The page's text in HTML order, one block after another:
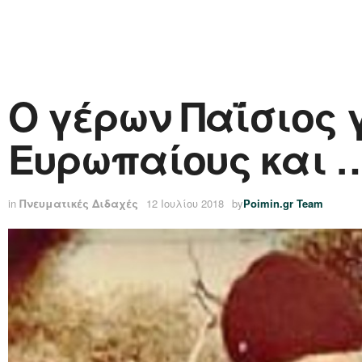
Ο γέρων Παΐσιος
Ευρωπαίους και
in Πνευματικές Διδαχές 12 Ιουλίου 2018 byPoimin.gr Team